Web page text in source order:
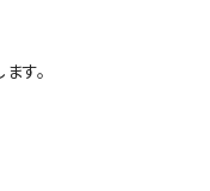
す。